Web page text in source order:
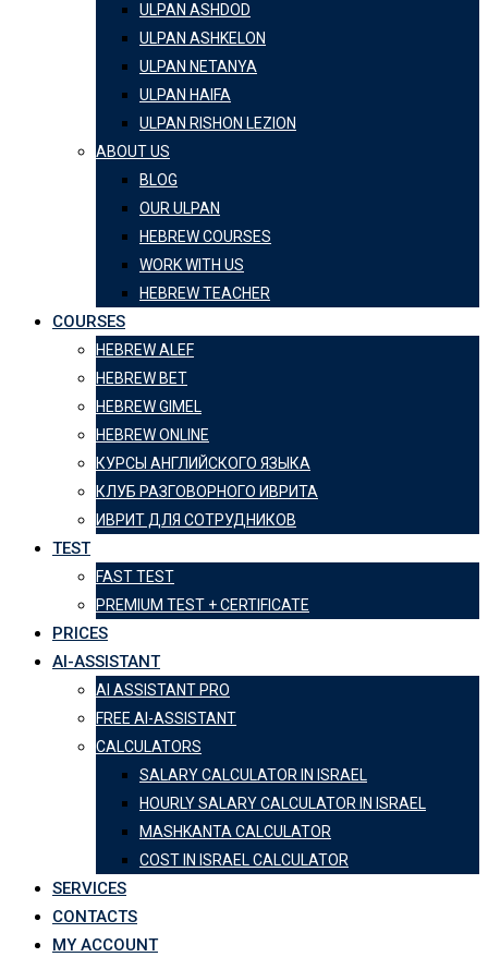
ULPAN ASHDOD
ULPAN ASHKELON
ULPAN NETANYA
ULPAN HAIFA
ULPAN RISHON LEZION
ABOUT US
BLOG
OUR ULPAN
HEBREW COURSES
WORK WITH US
HEBREW TEACHER
COURSES
HEBREW ALEF
HEBREW BET
HEBREW GIMEL
HEBREW ONLINE
КУРСЫ АНГЛИЙСКОГО ЯЗЫКА
КЛУБ РАЗГОВОРНОГО ИВРИТА
ИВРИТ ДЛЯ СОТРУДНИКОВ
TEST
FAST TEST
PREMIUM TEST + CERTIFICATE
PRICES
AI-ASSISTANT
AI ASSISTANT PRO
FREE AI-ASSISTANT
CALCULATORS
SALARY CALCULATOR IN ISRAEL
HOURLY SALARY CALCULATOR IN ISRAEL
MASHKANTA CALCULATOR
COST IN ISRAEL CALCULATOR
SERVICES
CONTACTS
MY ACCOUNT